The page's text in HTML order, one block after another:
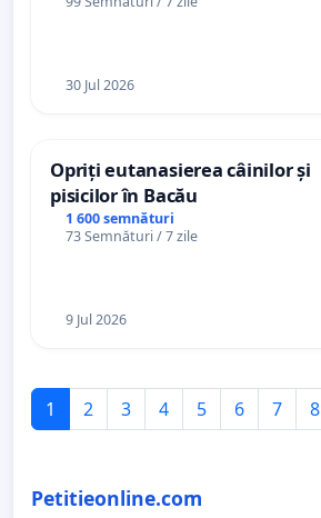
30 Jul 2026
Opriți eutanasierea câinilor și
pisicilor în Bacău
1 600 semnături
73 Semnături / 7 zile
9 Jul 2026
1 2 3 4 5 6 7 8
Petitieonline.com